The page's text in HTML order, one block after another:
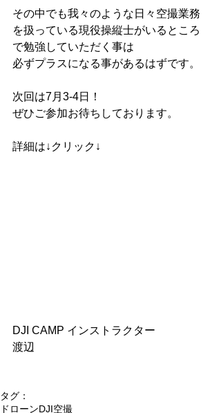
その中でも我々のような日々空撮業務
を扱っている現役操縦士がいるところ
で勉強していただく事は
必ずプラスになる事があるはずです。
次回は7月3-4日！
ぜひご参加お待ちしております。
詳細は↓クリック↓
DJI CAMP インストラクター
渡辺
タグ：
ドローンDJI空撮